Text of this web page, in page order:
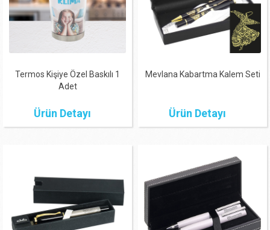
Termos Kişiye Özel Baskılı 1
Adet
Ürün Detayı
Mevlana Kabartma Kalem Seti
Ürün Detayı